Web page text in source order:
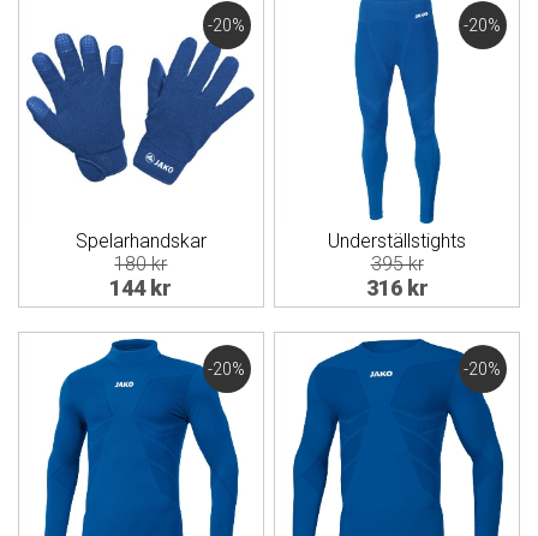
-20%
Spelarhandskar
180 kr
144 kr
-20%
Underställstights
395 kr
316 kr
-20% -20%